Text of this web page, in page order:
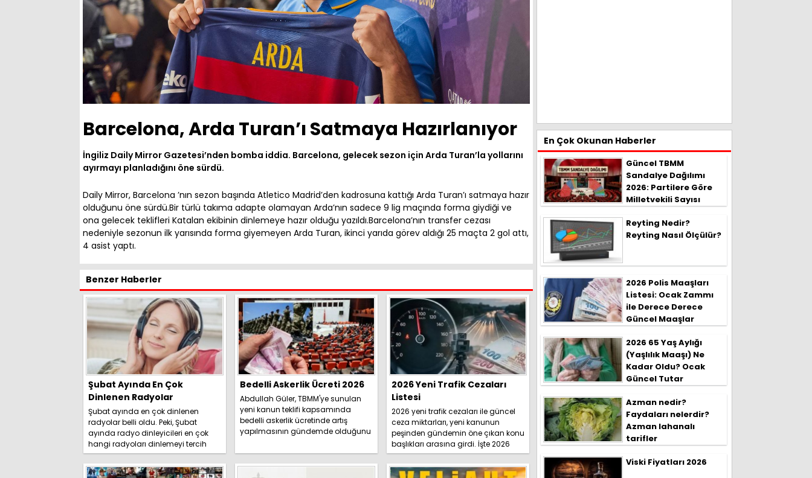
Barcelona, Arda Turan’ı Satmaya Hazırlanıyor
İngiliz Daily Mirror Gazetesi’nden bomba iddia. Barcelona, gelecek sezon için Arda Turan’la yollarını
ayırmayı planladığını öne sürdü.
Daily Mirror, Barcelona ’nın sezon başında Atletico Madrid’den kadrosuna kattığı Arda Turan’ı satmaya hazır
olduğunu öne sürdü.Bir türlü takıma adapte olamayan Arda’nın sadece 9 lig maçında forma giydiği ve
ona gelecek teklifleri Katalan ekibinin dinlemeye hazır olduğu yazıldı.Barcelona’nın transfer cezası
nedeniyle sezonun ilk yarısında forma giyemeyen Arda Turan, ikinci yarıda görev aldığı 25 maçta 2 gol attı,
4 asist yaptı.
Benzer Haberler
Şubat Ayında En Çok
Dinlenen Radyolar
Şubat ayında en çok dinlenen
radyolar belli oldu. Peki, Şubat
ayında radyo dinleyicileri en çok
hangi radyoları dinlemeyi tercih
etti? İşte detaylar.....
Bedelli Askerlik Ücreti 2026
Abdullah Güler, TBMM'ye sunulan
yeni kanun teklifi kapsamında
bedelli askerlik ücretinde artış
yapılmasının gündemde olduğunu
2026 Yeni Trafik Cezaları
Listesi
2026 yeni trafik cezaları ile güncel
ceza miktarları, yeni kanunun
peşinden gündemin öne çıkan konu
başlıkları arasına girdi. İşte 2026
yeni trafik ce...
En Çok Okunan Haberler
Güncel TBMM
Sandalye Dağılımı
2026: Partilere Göre
Milletvekili Sayısı
Reyting Nedir?
Reyting Nasıl Ölçülür?
2026 Polis Maaşları
Listesi: Ocak Zammı
ile Derece Derece
Güncel Maaşlar
2026 65 Yaş Aylığı
(Yaşlılık Maaşı) Ne
Kadar Oldu? Ocak
Güncel Tutar
Azman nedir?
Faydaları nelerdir?
Azman lahanalı
tarifler
Viski Fiyatları 2026